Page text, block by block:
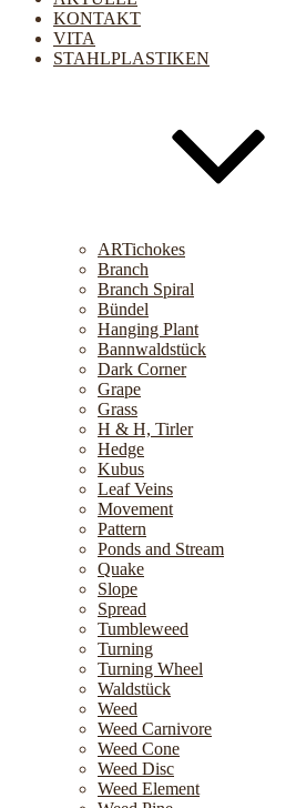
KONTAKT
VITA
STAHLPLASTIKEN
ARTichokes
Branch
Branch Spiral
Bündel
Hanging Plant
Bannwaldstück
Dark Corner
Grape
Grass
H & H, Tirler
Hedge
Kubus
Leaf Veins
Movement
Pattern
Ponds and Stream
Quake
Slope
Spread
Tumbleweed
Turning
Turning Wheel
Waldstück
Weed
Weed Carnivore
Weed Cone
Weed Disc
Weed Element